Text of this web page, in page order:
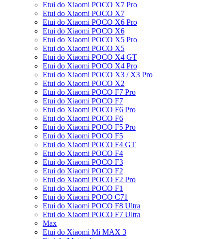
Etui do Xiaomi POCO X7 Pro
Etui do Xiaomi POCO X7
Etui do Xiaomi POCO X6 Pro
Etui do Xiaomi POCO X6
Etui do Xiaomi POCO X5 Pro
Etui do Xiaomi POCO X5
Etui do Xiaomi POCO X4 GT
Etui do Xiaomi POCO X4 Pro
Etui do Xiaomi POCO X3 / X3 Pro
Etui do Xiaomi POCO X2
Etui do Xiaomi POCO F7 Pro
Etui do Xiaomi POCO F7
Etui do Xiaomi POCO F6 Pro
Etui do Xiaomi POCO F6
Etui do Xiaomi POCO F5 Pro
Etui do Xiaomi POCO F5
Etui do Xiaomi POCO F4 GT
Etui do Xiaomi POCO F4
Etui do Xiaomi POCO F3
Etui do Xiaomi POCO F2
Etui do Xiaomi POCO F2 Pro
Etui do Xiaomi POCO F1
Etui do Xiaomi POCO C71
Etui do Xiaomi POCO F8 Ultra
Etui do Xiaomi POCO F7 Ultra
Max
Etui do Xiaomi Mi MAX 3